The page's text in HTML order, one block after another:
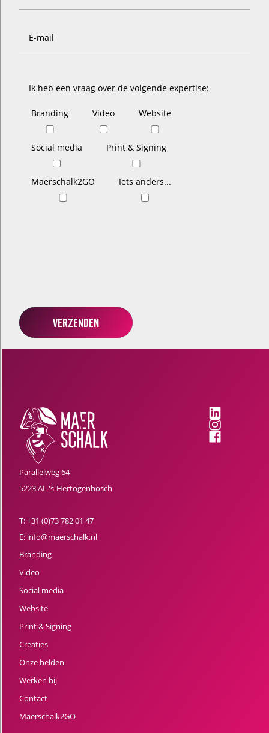
E-mail
Ik heb een vraag over de volgende expertise:
Branding Video Website
Social media Print & Signing
Maerschalk2GO Iets anders...
Verzenden
Parallelweg 64
5223 AL 's-Hertogenbosch
T:+31 (0)73 782 01 47
E: info@maerschalk.nl
Branding
Video
Social media
Website
Print & Signing
Creaties
Onze helden
Werken bij
Contact
Maerschalk2GO